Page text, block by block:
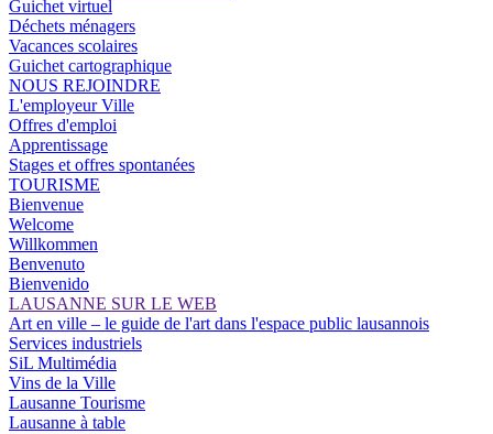
Guichet virtuel
Déchets ménagers
Vacances scolaires
Guichet cartographique
NOUS REJOINDRE
L'employeur Ville
Offres d'emploi
Apprentissage
Stages et offres spontanées
TOURISME
Bienvenue
Welcome
Willkommen
Benvenuto
Bienvenido
LAUSANNE SUR LE WEB
Art en ville – le guide de l'art dans l'espace public lausannois
Services industriels
SiL Multimédia
Vins de la Ville
Lausanne Tourisme
Lausanne à table